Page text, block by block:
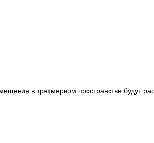
в трехмерном пространстве будут